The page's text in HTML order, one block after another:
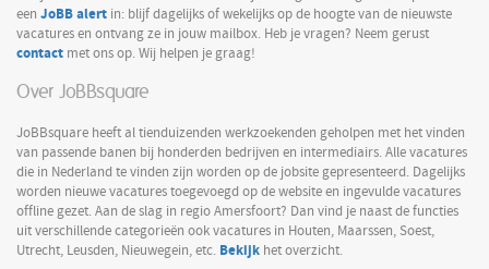
een JoBB alert in: blijf dagelijks of wekelijks op de hoogte van de nieuwste
vacatures en ontvang ze in jouw mailbox. Heb je vragen? Neem gerust
contact met ons op. Wij helpen je graag!
Over JoBBsquare
JoBBsquare heeft al tienduizenden werkzoekenden geholpen met het vinden
van passende banen bij honderden bedrijven en intermediairs. Alle vacatures
die in Nederland te vinden zijn worden op de jobsite gepresenteerd. Dagelijks
worden nieuwe vacatures toegevoegd op de website en ingevulde vacatures
offline gezet. Aan de slag in regio Amersfoort? Dan vind je naast de functies
uit verschillende categorieën ook vacatures in Houten, Maarssen, Soest,
Utrecht, Leusden, Nieuwegein, etc. Bekijk het overzicht.